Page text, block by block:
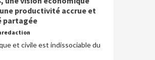
productivité accrue et
partagée
et civile est indissociable du